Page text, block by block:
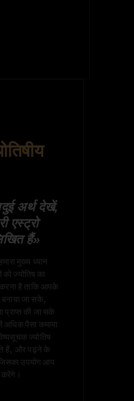
अर्थ देखें,
एस्ट्रो
हैं»
मुख्य ध्यान
ज्योतिष का
है ताकि आपके
जा सके,
प्राप्त की जा सके
पैसा कमाया
ज्योतिष
हैं, और पढ़ने के
उपयोग आप